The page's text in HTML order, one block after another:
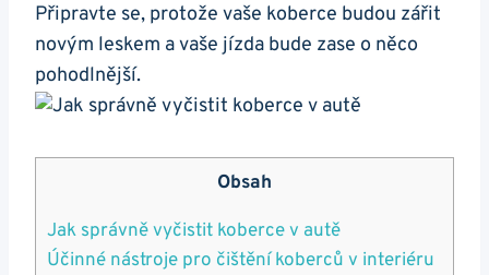
Připravte‌ se,⁤ protože vaše koberce budou‍ zářit
novým leskem a vaše ‌jízda bude‍ zase o ⁢něco
‍pohodlnější.
Obsah
Jak⁢ správně vyčistit koberce v autě
Účinné nástroje pro čištění koberců v interiéru